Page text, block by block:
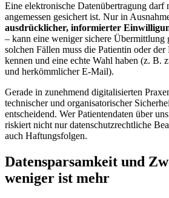
Eine elektronische Datenübertragung darf
angemessen gesichert ist. Nur in
ausdrücklicher, informierter
– kann eine weniger sichere Übermittlung
solchen Fällen muss die Patientin oder
kennen und eine echte Wahl haben (z. B.
und herkömmlicher E-Mail).
Gerade in zunehmend digitalisierten
technischer und organisatorischer
entscheidend. Wer Patientendaten über
riskiert nicht nur datenschutzrechtliche
auch Haftungsfolgen.
Datensparsamkeit und
weniger ist mehr